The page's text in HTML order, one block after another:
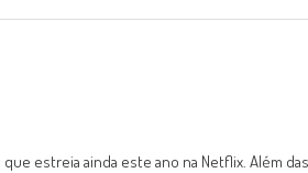
estreia ainda este ano na Netflix. Além das